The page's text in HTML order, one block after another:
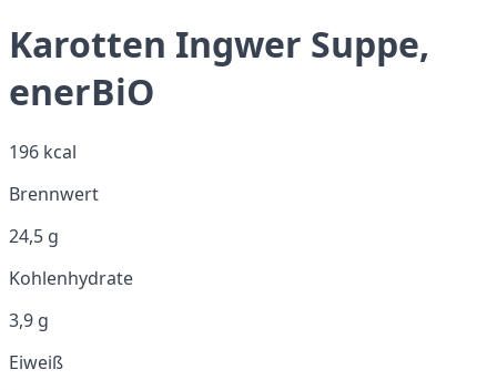
Karotten Ingwer Suppe,
enerBiO
196 kcal
Brennwert
24,5 g
Kohlenhydrate
3,9 g
Eiweiß